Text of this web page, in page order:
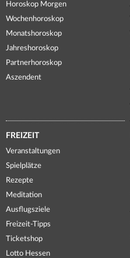
Horoskop Morgen
Wochenhoroskop
Monatshoroskop
Jahreshoroskop
Partnerhoroskop
Aszendent
FREIZEIT
Veranstaltungen
Spielplätze
Rezepte
Meditation
Ausflugsziele
Freizeit-Tipps
Ticketshop
Lotto Hessen